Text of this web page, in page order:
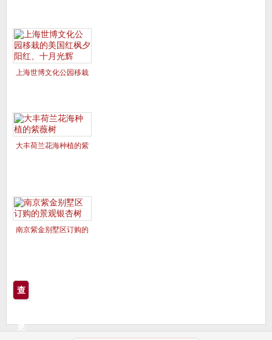
上海世博文化公园移栽
大丰荷兰花海种植的紫
南京紫金别墅区订购的
查
更